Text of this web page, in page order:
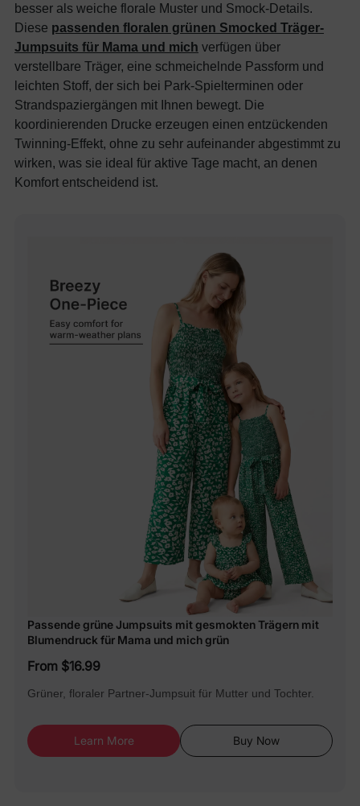
besser als weiche florale Muster und Smock-Details.
Diese passenden floralen grünen Smocked Träger-
Jumpsuits für Mama und mich verfügen über
verstellbare Träger, eine schmeichelnde Passform und
leichten Stoff, der sich bei Park-Spielterminen oder
Strandspaziergängen mit Ihnen bewegt. Die
koordinierenden Drucke erzeugen einen entzückenden
Twinning-Effekt, ohne zu sehr aufeinander abgestimmt zu
wirken, was sie ideal für aktive Tage macht, an denen
Komfort entscheidend ist.
Passende grüne Jumpsuits mit gesmokten Trägern mit
Blumendruck für Mama und mich grün
From $16.99
Grüner, floraler Partner-Jumpsuit für Mutter und Tochter.
Learn More Buy Now